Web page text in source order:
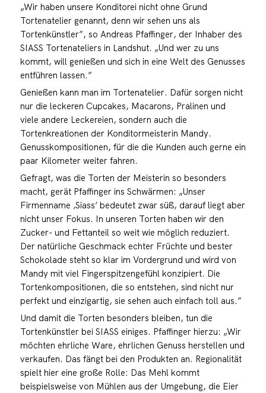
„Wir haben unsere Konditorei nicht ohne Grund
Tortenatelier genannt, denn wir sehen uns als
Tortenkünstler”, so Andreas Pfaffinger, der Inhaber des
SIASS Tortenateliers in Landshut. „Und wer zu uns
kommt, will genießen und sich in eine Welt des Genusses
entführen lassen.”
Genießen kann man im Tortenatelier. Dafür sorgen nicht
nur die leckeren Cupcakes, Macarons, Pralinen und
viele andere Leckereien, sondern auch die
Tortenkreationen der Konditormeisterin Mandy.
Genusskompositionen, für die die Kunden auch gerne ein
paar Kilometer weiter fahren.
Gefragt, was die Torten der Meisterin so besonders
macht, gerät Pfaffinger ins Schwärmen: „Unser
Firmenname ‚Siass’ bedeutet zwar süß, darauf liegt aber
nicht unser Fokus. In unseren Torten haben wir den
Zucker- und Fettanteil so weit wie möglich reduziert.
Der natürliche Geschmack echter Früchte und bester
Schokolade steht so klar im Vordergrund und wird von
Mandy mit viel Fingerspitzengefühl konzipiert. Die
Tortenkompositionen, die so entstehen, sind nicht nur
perfekt und einzigartig, sie sehen auch einfach toll aus.”
Und damit die Torten besonders bleiben, tun die
Tortenkünstler bei SIASS einiges. Pfaffinger hierzu: „Wir
möchten ehrliche Ware, ehrlichen Genuss herstellen und
verkaufen. Das fängt bei den Produkten an. Regionalität
spielt hier eine große Rolle: Das Mehl kommt
beispielsweise von Mühlen aus der Umgebung, die Eier